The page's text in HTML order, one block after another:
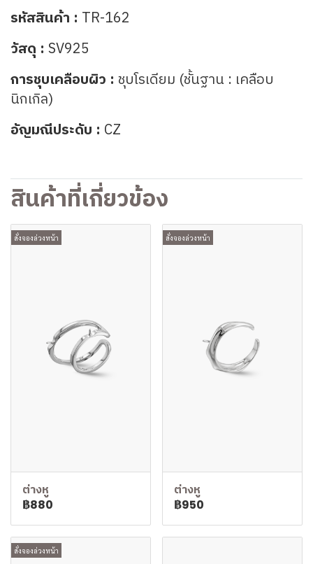
รหัสสินค้า : TR-162
วัสดุ : SV925
การชุบเคลือบผิว : ชุบโรเดียม (ชั้นฐาน : เคลือบ
นิกเกิล)
อัญมณีประดับ : CZ
สินค้าที่เกี่ยวข้อง
สั่งจองล่วงหน้า
ต่างหู
฿880
สั่งจองล่วงหน้า
ต่างหู
฿950
สั่งจองล่วงหน้า